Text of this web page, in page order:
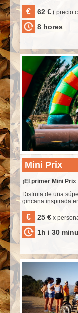
€ 62 € ( precio
8 hores
Mini Prix
¡El primer Mini Prix
Disfruta de una
gincana inspirada
€ 25 € x
1h i 30